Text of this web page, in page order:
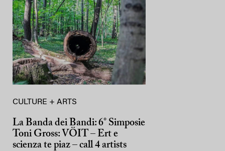
CULTURE + ARTS
La Banda dei Bandi: 6° Simposie
Toni Gross: VÖIT – Ert e
scienza te piaz – call 4 artists